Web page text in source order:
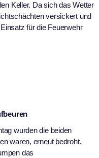
Keller. Da sich das Wetter
versickert und
für die Feuerwehr
wurden die beiden
waren, erneut bedroht.
das